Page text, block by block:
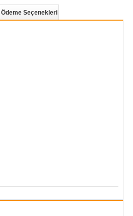
Ödeme Seçenekleri